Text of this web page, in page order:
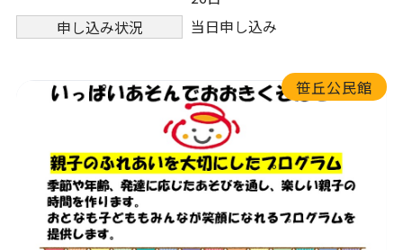
申し込み状況
当日申し込み
笹丘公民館